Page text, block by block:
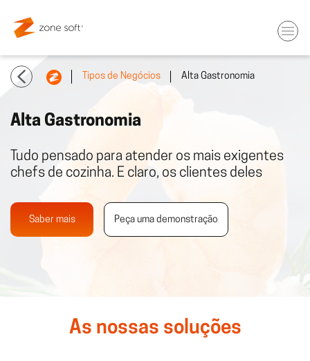
Tipos de Negócios Alta Gastronomia
Alta Gastronomia
Tudo pensado para atender os mais exigentes
chefs de cozinha. E claro, os clientes deles
Saber mais Peça uma demonstração
As nossas soluções